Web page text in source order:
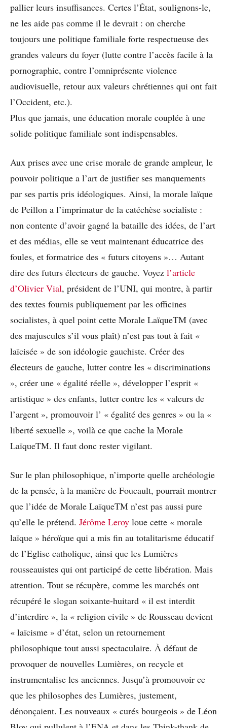
pallier leurs insuffisances. Certes l’État, soulignons-le,
ne les aide pas comme il le devrait : on cherche
toujours une politique familiale forte respectueuse des
grandes valeurs du foyer (lutte contre l’accès facile à la
pornographie, contre l’omniprésente violence
audiovisuelle, retour aux valeurs chrétiennes qui ont fait
l’Occident, etc.).
Plus que jamais, une éducation morale couplée à une
solide politique familiale sont indispensables.
Aux prises avec une crise morale de grande ampleur, le
pouvoir politique a l’art de justifier ses manquements
par ses partis pris idéologiques. Ainsi, la morale laïque
de Peillon a l’imprimatur de la catéchèse socialiste :
non contente d’avoir gagné la bataille des idées, de l’art
et des médias, elle se veut maintenant éducatrice des
foules, et formatrice des « futurs citoyens »… Autant
dire des futurs électeurs de gauche. Voyez l’article
d’Olivier Vial, président de l’UNI, qui montre, à partir
des textes fournis publiquement par les officines
socialistes, à quel point cette Morale LaïqueTM (avec
des majuscules s’il vous plaît) n’est pas tout à fait «
laïcisée » de son idéologie gauchiste. Créer des
électeurs de gauche, lutter contre les « discriminations
», créer une « égalité réelle », développer l’esprit «
artistique » des enfants, lutter contre les « valeurs de
l’argent », promouvoir l’ « égalité des genres » ou la «
liberté sexuelle », voilà ce que cache la Morale
LaïqueTM. Il faut donc rester vigilant.
Sur le plan philosophique, n’importe quelle archéologie
de la pensée, à la manière de Foucault, pourrait montrer
que l’idée de Morale LaïqueTM n’est pas aussi pure
qu’elle le prétend. Jérôme Leroy loue cette « morale
laïque » héroïque qui a mis fin au totalitarisme éducatif
de l’Eglise catholique, ainsi que les Lumières
rousseauistes qui ont participé de cette libération. Mais
attention. Tout se récupère, comme les marchés ont
récupéré le slogan soixante-huitard « il est interdit
d’interdire », la « religion civile » de Rousseau devient
« laïcisme » d’état, selon un retournement
philosophique tout aussi spectaculaire. À défaut de
provoquer de nouvelles Lumières, on recycle et
instrumentalise les anciennes. Jusqu’à promouvoir ce
que les philosophes des Lumières, justement,
dénonçaient. Les nouveaux « curés bourgeois » de Léon